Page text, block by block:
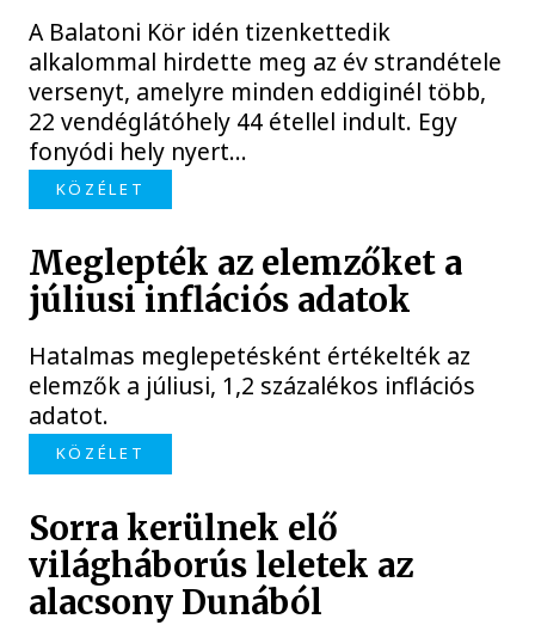
A Balatoni Kör idén tizenkettedik
alkalommal hirdette meg az év strandétele
versenyt, amelyre minden eddiginél több,
22 vendéglátóhely 44 étellel indult. Egy
fonyódi hely nyert...
KÖZÉLET
Meglepték az elemzőket a
júliusi inflációs adatok
Hatalmas meglepetésként értékelték az
elemzők a júliusi, 1,2 százalékos inflációs
adatot.
KÖZÉLET
Sorra kerülnek elő
világháborús leletek az
alacsony Dunából